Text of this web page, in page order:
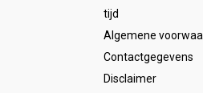
tijd
Algemene
Contactgegevens
Disclaimer